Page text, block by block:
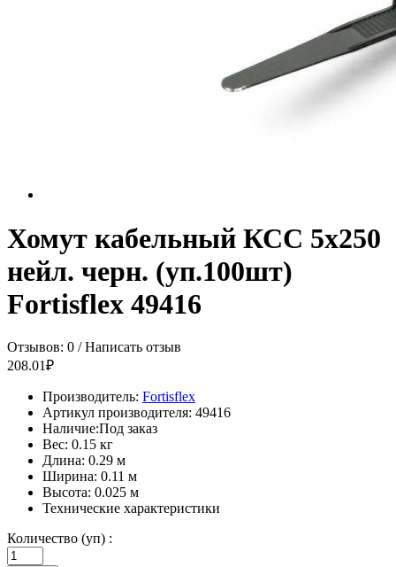
Хомут кабельный КСС 5х250
нейл. черн. (уп.100шт)
Fortisflex 49416
Отзывов: 0 /Написать отзыв
208.01₽
Производитель: Fortisflex
Артикул производителя: 49416
Наличие:Под заказ
Вес: 0.15 кг
Длина: 0.29 м
Ширина: 0.11 м
Высота: 0.025 м
Технические характеристики
Количество (уп) :